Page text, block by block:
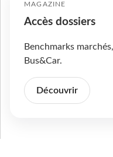
MAGAZINE
Accès dossiers
Benchmarks
Bus&Car.
Découvrir